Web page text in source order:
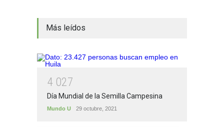
Más leídos
4 027
Día Mundial de la Semilla Campesina
Mundo U 29 octubre, 2021